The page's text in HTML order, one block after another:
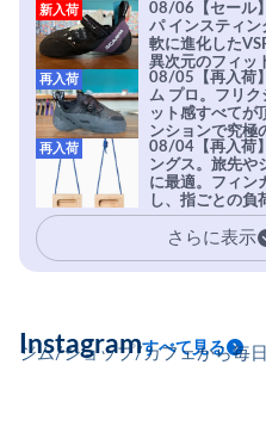
08/06【セール
パ インスティン
軟に進化した
異次元のフィッ
新入荷
08/05【再入荷
ム プロ。フリク
ット感すべてが
ンションで究極
実現。進化系ラ
を凌駕する粘着
安心感。
再入荷
08/04【再入荷
ングス。旅先や
に最適。フィン
し、指ごとの負
イマーの指を本
再入荷
さらに表示
ジム/ショップ/カフェから毎日
Instagramすべて見る